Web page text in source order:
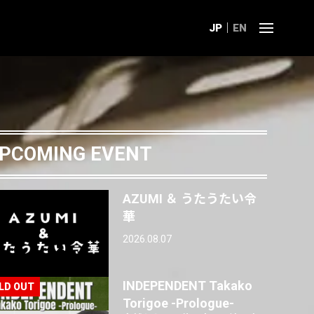
JP EN
EVENT
AZUMI ＆ うたうたい令
華
2026.08.07
INDEPENDENT Takako
Torigoe -Prologue-